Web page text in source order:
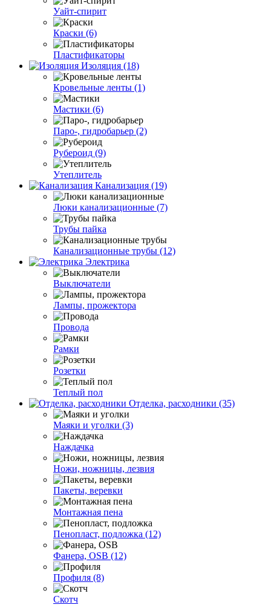
Уайт-спирит
Краски (6)
Пластификаторы
Изоляция (18)
Кровельные ленты (1)
Мастики (6)
Паро-, гидробарьер (2)
Рубероид (9)
Утеплитель
Канализация (19)
Люки канализационные (7)
Трубы пайка
Канализационные трубы (12)
Электрика
Выключатели
Лампы, прожектора
Провода
Рамки
Розетки
Теплый пол
Отделка, расходники (35)
Маяки и уголки (3)
Наждачка
Ножи, ножницы, лезвия
Пакеты, веревки
Монтажная пена
Пенопласт, подложка (12)
Фанера, OSB (12)
Профиля (8)
Скотч